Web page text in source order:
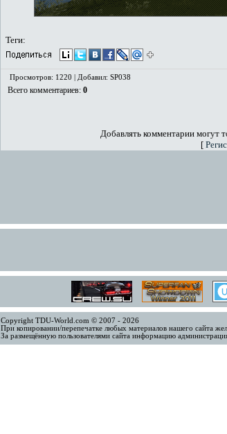
Теги:
Просмотров: 1220 | Добавил: SP038
Всего комментариев: 0
Добавлять комментарии могут
[
Copyright TDU-World.com © 2007 - 2026
При копировании/перепечатке любых материалов нашего сайта
За размещённую пользователями сайта информацию администрация